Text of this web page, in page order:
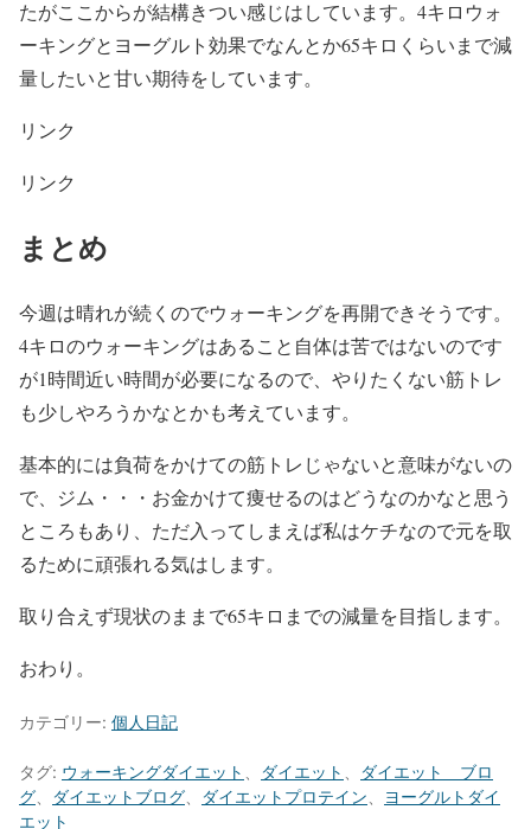
たがここからが結構きつい感じはしています。4キロウォ
ーキングとヨーグルト効果でなんとか65キロくらいまで減
量したいと甘い期待をしています。
リンク
リンク
まとめ
今週は晴れが続くのでウォーキングを再開できそうです。
4キロのウォーキングはあること自体は苦ではないのです
が1時間近い時間が必要になるので、やりたくない筋トレ
も少しやろうかなとかも考えています。
基本的には負荷をかけての筋トレじゃないと意味がないの
で、ジム・・・お金かけて痩せるのはどうなのかなと思う
ところもあり、ただ入ってしまえば私はケチなので元を取
るために頑張れる気はします。
取り合えず現状のままで65キロまでの減量を目指します。
おわり。
カテゴリー: 個人日記
タグ: ウォーキングダイエット ダイエット
ダイエット ブロ
グ
ダイエットブログ ダイエットプロテイン
ヨーグルトダイ
エット